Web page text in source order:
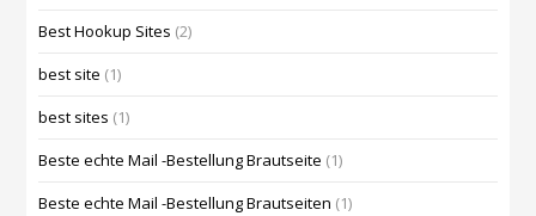
Best Hookup Sites (2)
best site (1)
best sites (1)
Beste echte Mail -Bestellung Brautseite (1)
Beste echte Mail -Bestellung Brautseiten (1)